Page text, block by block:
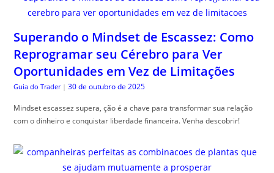
Superando o Mindset de Escassez: Como
Reprogramar seu Cérebro para Ver
Oportunidades em Vez de Limitações
Guia do Trader | 30 de outubro de 2025
Mindset escassez supera, ção é a chave para transformar sua relação
com o dinheiro e conquistar liberdade financeira. Venha descobrir!